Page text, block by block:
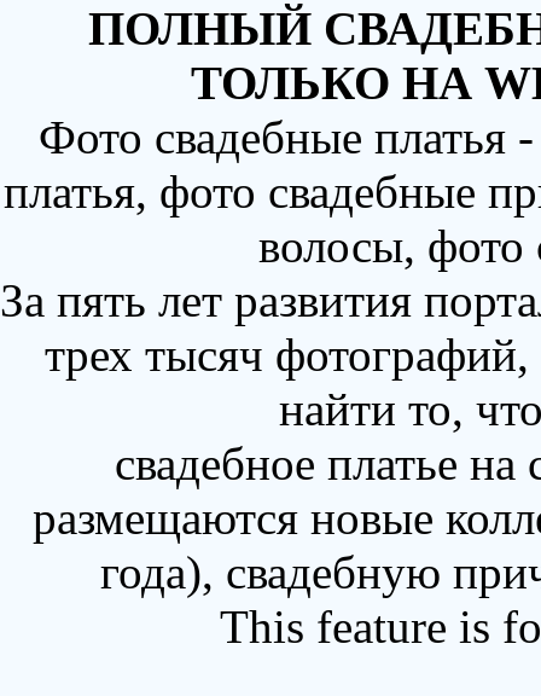
ПОЛНЫЙ
ТОЛЬКО НА
Фото свадебные
платья, фото свадебные
волосы,
За пять лет развития
трех тысяч
найти то,
свадебное платье
размещаются новые
года), свадебную
This feature is